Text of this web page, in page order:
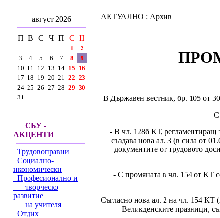
август 2026
П В С Ч П С Н
1
2
3
4 5 6 7 8
9
10 11 12 13 14 15 16
17 18 19 20 21 22 23
24 25 26 27 28 29 30
31
СБУ -
АКЦЕНТИ
Трудовоправни
Социално-
икономически
Професионално и
творческо
развитие
на учителя
Отдих
АКТУАЛНО : Архив
В Държавен вестник, бр. 105 от
С
- В чл. 128б КТ, регламентиращ
създава нова ал. 3 (в сила от
документите от трудовото
- С промяната в чл. 154 от КТ
Съгласно нова ал. 2 на чл. 154 КТ
Великденските празници,